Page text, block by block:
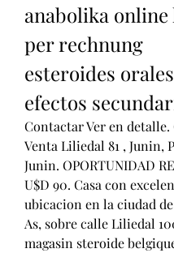
anabolika online
per rechnung
esteroides orales
efectos
Contactar Ver en detalle.
Venta Liliedal 81 , Junin,
Junin. OPORTUNIDAD
U$D 90. Casa con
ubicacion en la ciudad
As, sobre calle Liliedal
magasin steroide